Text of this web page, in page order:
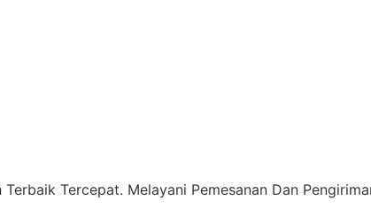
Tercepat. Melayani Pemesanan Dan